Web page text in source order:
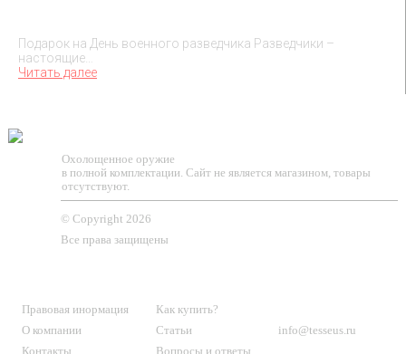
Подарок на День военного разведчика Разведчики –
настоящие…
Читать далее
Охолощенное оружие
в полной комплектации. Сайт не является магазином, товары
отсутствуют.
© Copyright 2026
Все права защищены
Правовая инормация
О компании
Контакты
Как купить?
Статьи
Вопросы и ответы
info@tesseus.ru